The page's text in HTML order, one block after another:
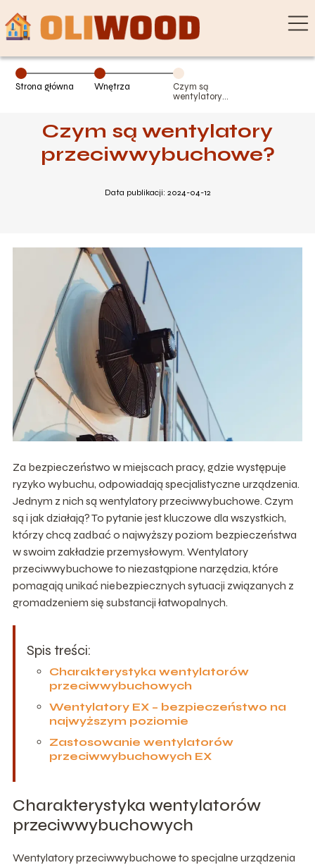
Strona główna Wnętrza
Czym są
wentylatory
Czym są wentylatory
przeciwwybuchowe?
Data publikacji: 2024-04-12
Za bezpieczeństwo w miejscach pracy, gdzie występuje
ryzyko wybuchu, odpowiadają specjalistyczne urządzenia.
Jednym z nich są wentylatory przeciwwybuchowe. Czym
są i jak działają? To pytanie jest kluczowe dla wszystkich,
którzy chcą zadbać o najwyższy poziom bezpieczeństwa
w swoim zakładzie przemysłowym. Wentylatory
przeciwwybuchowe to niezastąpione narzędzia, które
pomagają unikać niebezpiecznych sytuacji związanych z
gromadzeniem się substancji łatwopalnych.
Spis treści:
Charakterystyka wentylatorów
przeciwwybuchowych
Wentylatory EX – bezpieczeństwo na
najwyższym poziomie
Zastosowanie wentylatorów
przeciwwybuchowych EX
Charakterystyka wentylatorów
przeciwwybuchowych
Wentylatory przeciwwybuchowe to specjalne urządzenia